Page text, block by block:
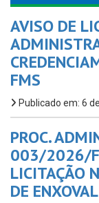
AVISO DE
FMS
Publicado em: 6
PROC.
003/2026/
LICITAÇÃO
DE ENXOVAL